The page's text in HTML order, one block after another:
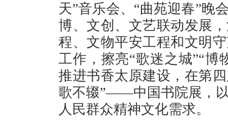
天”音乐会、“曲苑迎春”晚
博、文创、文艺联动发展
程、文物平安工程和文明
工作，擦亮“歌迷之城”“博
推进书香太原建设，在第
歌不辍”——中国书院展，
人民群众精神文化需求。